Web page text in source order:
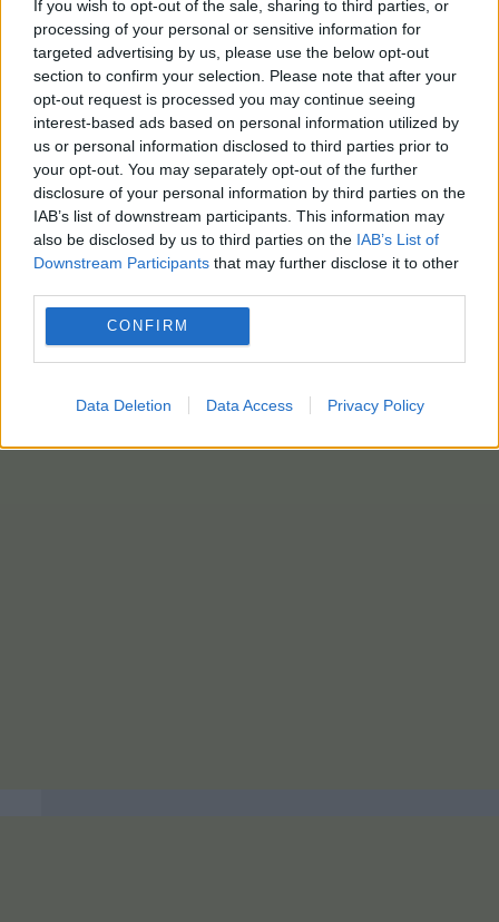
If you wish to opt-out of the sale, sharing to third parties, or
processing of your personal or sensitive information for
targeted advertising by us, please use the below opt-out
section to confirm your selection. Please note that after your
opt-out request is processed you may continue seeing
interest-based ads based on personal information utilized by
us or personal information disclosed to third parties prior to
your opt-out. You may separately opt-out of the further
disclosure of your personal information by third parties on the
IAB’s list of downstream participants. This information may
also be disclosed by us to third parties on the IAB’s List of
Downstream Participants that may further disclose it to other
CONFIRM
Data Deletion Data Access Privacy Policy